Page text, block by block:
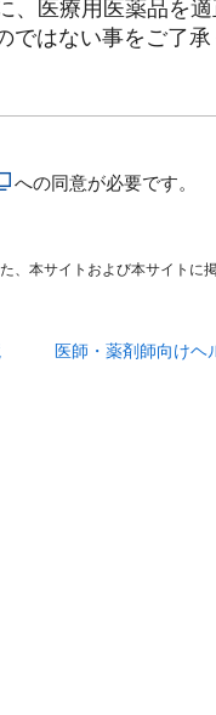
、医療用医薬品を
はない事をご了承
への同意が必要です。
本サイトおよび本サイトに
医師・薬剤師向けヘ